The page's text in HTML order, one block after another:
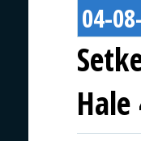
04-
Hale